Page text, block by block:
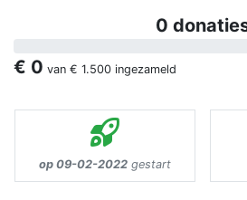
0
€ 0 van € 1.500 ingezameld
op 09-02-2022 gestart